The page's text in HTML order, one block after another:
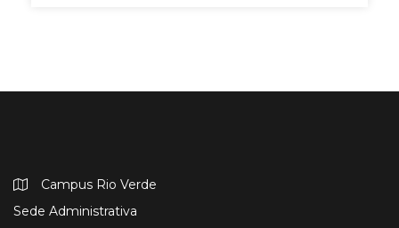
Campus Rio Verde
Sede Administrativa